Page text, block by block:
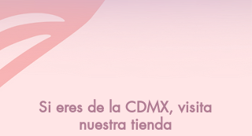
Si eres de la CDMX, visita
nuestra tienda